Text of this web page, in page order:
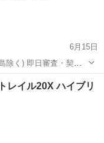
6月15日
く) 即日審査・契約
ン
レイル20X ハイブリ